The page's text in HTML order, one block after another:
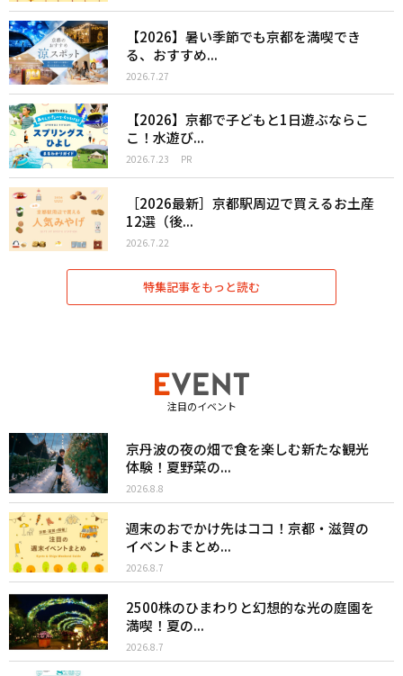
【2026】暑い季節でも京都を満喫でき
る、おすすめ...
2026.7.27
【2026】京都で子どもと1日遊ぶならこ
こ！水遊び...
2026.7.23 PR
［2026最新］京都駅周辺で買えるお土産
12選（後...
2026.7.22
特集記事をもっと読む
注目のイベント
京丹波の夜の畑で食を楽しむ新たな観光
体験！夏野菜の...
2026.8.8
週末のおでかけ先はココ！京都・滋賀の
イベントまとめ...
2026.8.7
2500株のひまわりと幻想的な光の庭園を
満喫！夏の...
2026.8.7